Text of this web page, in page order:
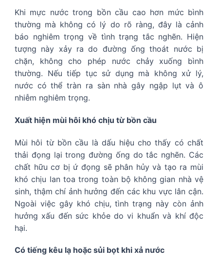
Khi mực nước trong bồn cầu cao hơn mức bình
thường mà không có lý do rõ ràng, đây là cảnh
báo nghiêm trọng về tình trạng tắc nghẽn. Hiện
tượng này xảy ra do đường ống thoát nước bị
chặn, không cho phép nước chảy xuống bình
thường. Nếu tiếp tục sử dụng mà không xử lý,
nước có thể tràn ra sàn nhà gây ngập lụt và ô
nhiễm nghiêm trọng.
Xuất hiện mùi hôi khó chịu từ bồn cầu
Mùi hôi từ bồn cầu là dấu hiệu cho thấy có chất
thải đọng lại trong đường ống do tắc nghẽn. Các
chất hữu cơ bị ứ đọng sẽ phân hủy và tạo ra mùi
khó chịu lan toa trong toàn bộ không gian nhà vệ
sinh, thậm chí ảnh hưởng đến các khu vực lân cận.
Ngoài việc gây khó chịu, tình trạng này còn ảnh
hưởng xấu đến sức khỏe do vi khuẩn và khí độc
hại.
Có tiếng kêu lạ hoặc sủi bọt khi xả nước